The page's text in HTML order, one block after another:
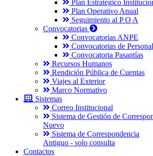
Plan Estratégico
Plan Operativo Anual
Seguimiento al P O A
Convocatorias
Convocatorias ANPE
Convocatorias de Personal
Convocatoria Pasantías
Recursos Humanos
Rendición Pública de Cuentas
Viajes al Exterior
Marco Normativo
Sistemas
Correo Institucional
Sistema de Gestión de
Nuevo
Sistema de Correspondencia
Antiguo - solo consulta
Contactos